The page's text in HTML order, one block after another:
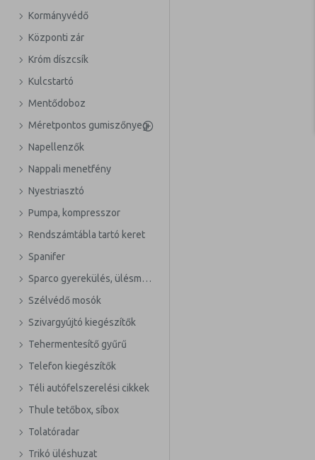
Kormányvédő
Központi zár
Króm díszcsík
Kulcstartó
Mentődoboz
Méretpontos gumiszőnyeg
Napellenzők
Nappali menetfény
Nyestriasztó
Pumpa, kompresszor
Rendszámtábla tartó keret
Spanifer
Sparco gyerekülés, ülésmagasító
Szélvédő mosók
Szivargyújtó kiegészítők
Tehermentesítő gyűrű
Telefon kiegészítők
Téli autófelszerelési cikkek
Thule tetőbox, síbox
Tolatóradar
Trikó üléshuzat